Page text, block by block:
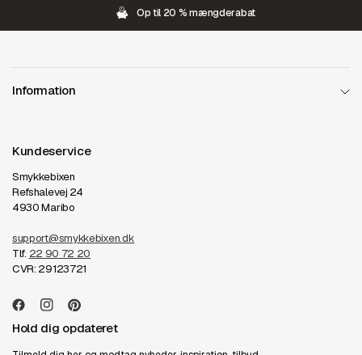
Op til 20 % mængderabat
Information
Kundeservice
Smykkebixen
Refshalevej 24
4930 Maribo
support@smykkebixen.dk
Tlf. 22 90 72 20
CVR: 29123721
Hold dig opdateret